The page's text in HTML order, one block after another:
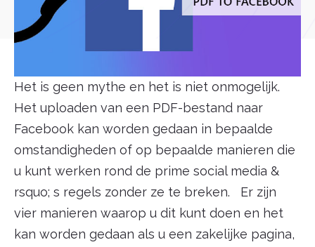
Het is geen mythe en het is niet onmogelijk.
Het uploaden van een PDF-bestand naar
Facebook kan worden gedaan in bepaalde
omstandigheden of op bepaalde manieren die
u kunt werken rond de prime social media &
rsquo; s regels zonder ze te breken. Er zijn
vier manieren waarop u dit kunt doen en het
kan worden gedaan als u een zakelijke pagina,